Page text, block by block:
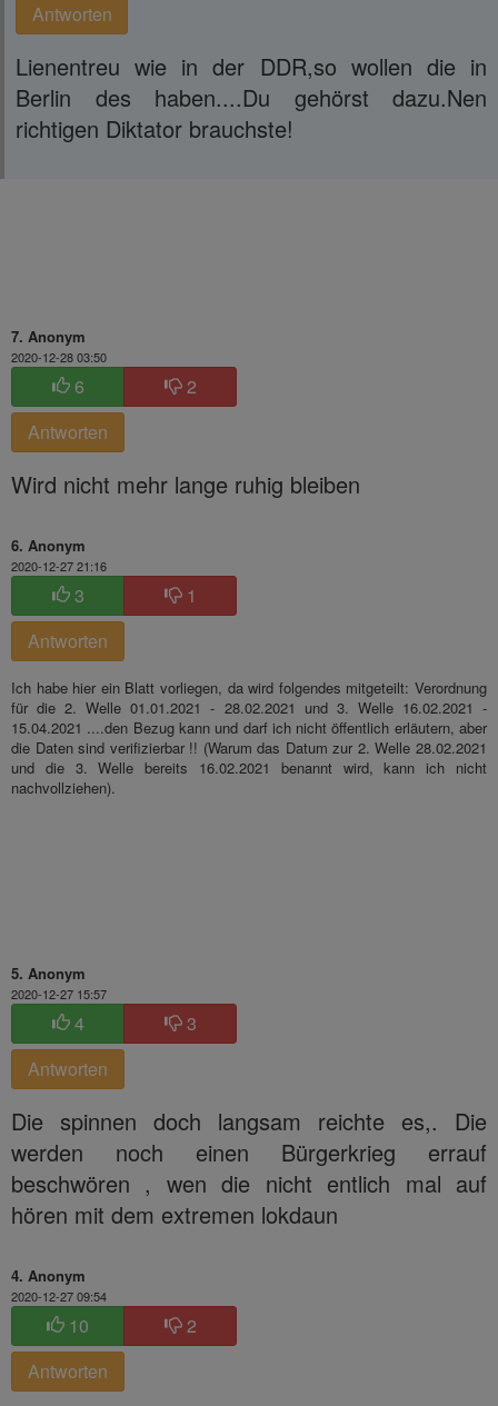
Antworten
Lienentreu wie in der DDR,so wollen die in
Berlin des haben....Du gehörst dazu.Nen
richtigen Diktator brauchste!
7. Anonym
2020-12-28 03:50
6
2
Antworten
Wird nicht mehr lange ruhig bleiben
6. Anonym
2020-12-27 21:16
3
1
Antworten
Ich habe hier ein Blatt vorliegen, da wird folgendes mitgeteilt: Verordnung
für die 2. Welle 01.01.2021 - 28.02.2021 und 3. Welle 16.02.2021 -
15.04.2021 ....den Bezug kann und darf ich nicht öffentlich erläutern, aber
die Daten sind verifizierbar !! (Warum das Datum zur 2. Welle 28.02.2021
und die 3. Welle bereits 16.02.2021 benannt wird, kann ich nicht
nachvollziehen).
5. Anonym
2020-12-27 15:57
4
3
Antworten
Die spinnen doch langsam reichte es,. Die
werden noch einen Bürgerkrieg errauf
beschwören , wen die nicht entlich mal auf
hören mit dem extremen lokdaun
4. Anonym
2020-12-27 09:54
10
2
Antworten